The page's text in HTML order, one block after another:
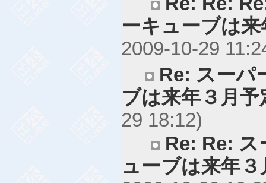
ーキューブは
2009-10-29
Re: スーパ
ブは来年３月予
29 18:12)
Re: Re: ス
ューブは来年３